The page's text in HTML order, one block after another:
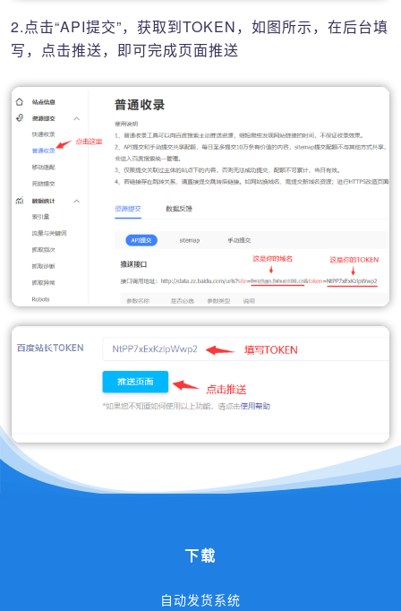
2.点击“API提交”，获取到TOKEN，如图所示，在后台填
写，点击推送，即可完成页面推送
下载
自动发货系统